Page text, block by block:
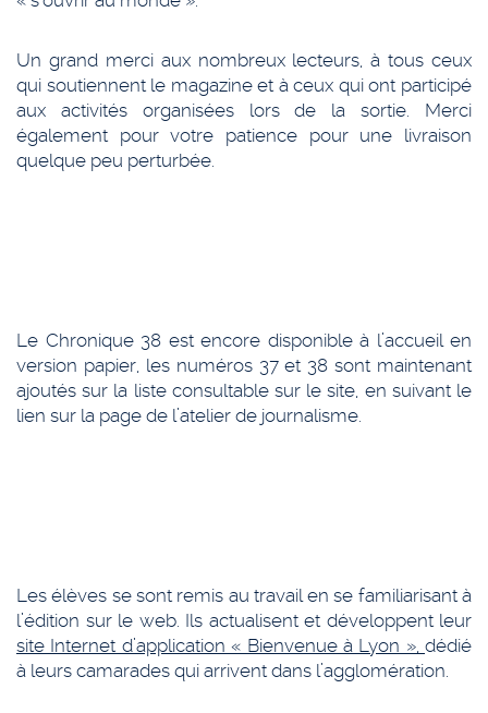
Un grand merci aux nombreux lecteurs, à tous ceux
qui soutiennent le magazine et à ceux qui ont participé
aux activités organisées lors de la sortie. Merci
également pour votre patience pour une livraison
quelque peu perturbée.
Le Chronique 38 est encore disponible à l’accueil en
version papier, les numéros 37 et 38 sont maintenant
ajoutés sur la liste consultable sur le site, en suivant le
lien sur la page de l’atelier de journalisme.
Les élèves se sont remis au travail en se familiarisant à
l’édition sur le web. Ils actualisent et développent leur
site Internet d’application « Bienvenue à Lyon », dédié
à leurs camarades qui arrivent dans l’agglomération.